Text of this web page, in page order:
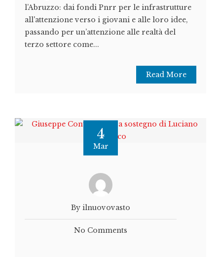
l’Abruzzo: dai fondi Pnrr per le infrastrutture
all'attenzione verso i giovani e alle loro idee,
passando per un’attenzione alle realtà del
terzo settore come...
Read More
4
Mar
By ilnuovovasto
No Comments